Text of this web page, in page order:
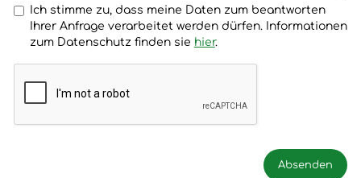
Ich stimme zu, dass meine Daten zum beantworten
Ihrer Anfrage verarbeitet werden dürfen. Informationen
zum Datenschutz finden sie hier.